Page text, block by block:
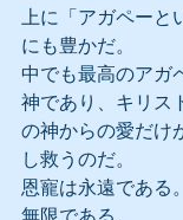
上に「アガペーと
にも豊かだ。
中でも最高のアガ
神であり、キリス
の神からの愛だけ
し救うのだ。
恩寵は永遠である。
無限である。